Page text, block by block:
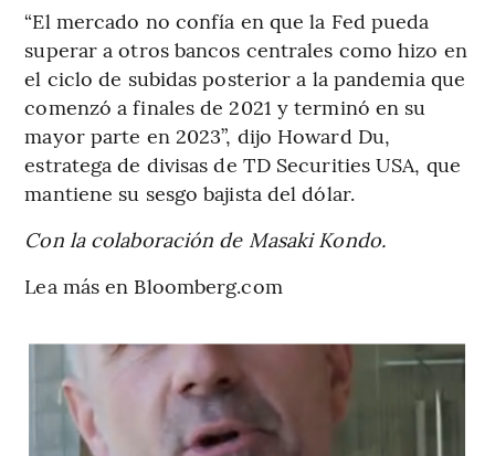
“El mercado no confía en que la Fed pueda
superar a otros bancos centrales como hizo en
el ciclo de subidas posterior a la pandemia que
comenzó a finales de 2021 y terminó en su
mayor parte en 2023”, dijo Howard Du,
estratega de divisas de TD Securities USA, que
mantiene su sesgo bajista del dólar.
Con la colaboración de Masaki Kondo.
Lea más en Bloomberg.com